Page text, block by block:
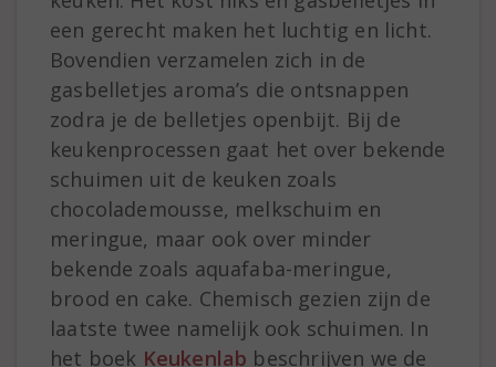
een gerecht maken het luchtig en licht.
Bovendien verzamelen zich in de
gasbelletjes aroma’s die ontsnappen
zodra je de belletjes openbijt. Bij de
keukenprocessen gaat het over bekende
schuimen uit de keuken zoals
chocolademousse, melkschuim en
meringue, maar ook over minder
bekende zoals aquafaba-meringue,
brood en cake. Chemisch gezien zijn de
laatste twee namelijk ook schuimen. In
het boek Keukenlab beschrijven we de